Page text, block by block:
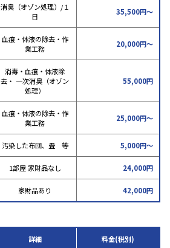
消臭（オゾン処理）/１
日
35,500円～
血痕・体液の除去・作
業工務
20,000円～
消毒・血痕・体液除
去・ 一次消臭（オゾン
処理）
55,000円
血痕・体液の除去・作
業工務
25,000円～
汚染した布団、畳 等 5,000円～
1部屋 家財品なし 24,000円
家財品あり 42,000円
詳細 料金(税別)